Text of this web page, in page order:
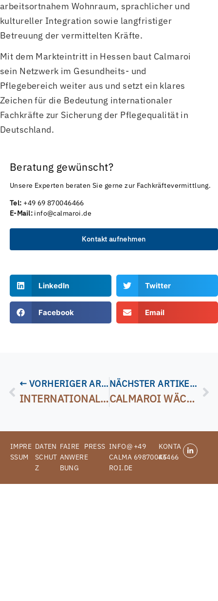
arbeitsortnahem Wohnraum, sprachlicher und
kultureller Integration sowie langfristiger
Betreuung der vermittelten Kräfte.
Mit dem Markteintritt in Hessen baut Calmaroi
sein Netzwerk im Gesundheits- und
Pflegebereich weiter aus und setzt ein klares
Zeichen für die Bedeutung internationaler
Fachkräfte zur Sicherung der Pflegequalität in
Deutschland.
Beratung gewünscht?
Unsere Experten beraten Sie gerne zur Fachkräftevermittlung.
Tel: +49 69 870046466
E-Mail:info@calmaroi.de
Kontakt aufnehmen
LinkedIn Twitter
Facebook Email
← VORHERIGER ARTIKEL
INTERNATIONALE PFLEGEFACHKRÄFTE GEWINNEN UND 12.500 € REFINANZIEREN – MIT CALMAROI AUS SCHLESWIG-HOLSTEIN
NÄCHSTER ARTIKEL →
CALMAROI WÄCHST WEITER: NEUE MITARBEITER BEREICHERN TEAM IN HANAU
IMPRE
SSUM
DATEN
SCHUT
Z
FAIRE
ANWER
BUNG
PRESS
E
INFO@
CALMA
ROI.DE
+49
69870046466
KONTA
KT